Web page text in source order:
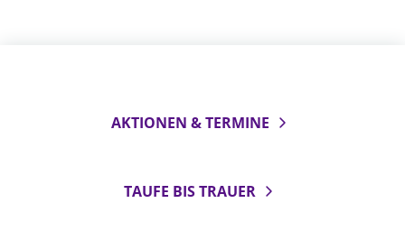
AKTIONEN & TERMINE
TAUFE BIS TRAUER